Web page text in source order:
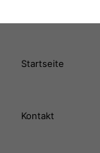
Startseite
Kontakt